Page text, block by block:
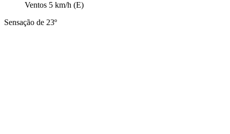
Ventos 5 km/h (E)
Sensação de 23º